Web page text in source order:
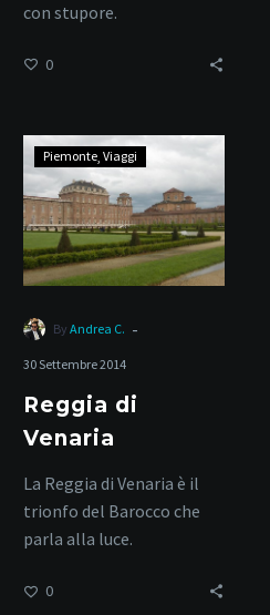
con stupore.
0
Reggia
Venaria
Piemonte Viaggi
By Andrea C. -
30 Settembre 2014
Reggia di
Venaria
La Reggia di Venaria è il
trionfo del Barocco che
parla alla luce.
0